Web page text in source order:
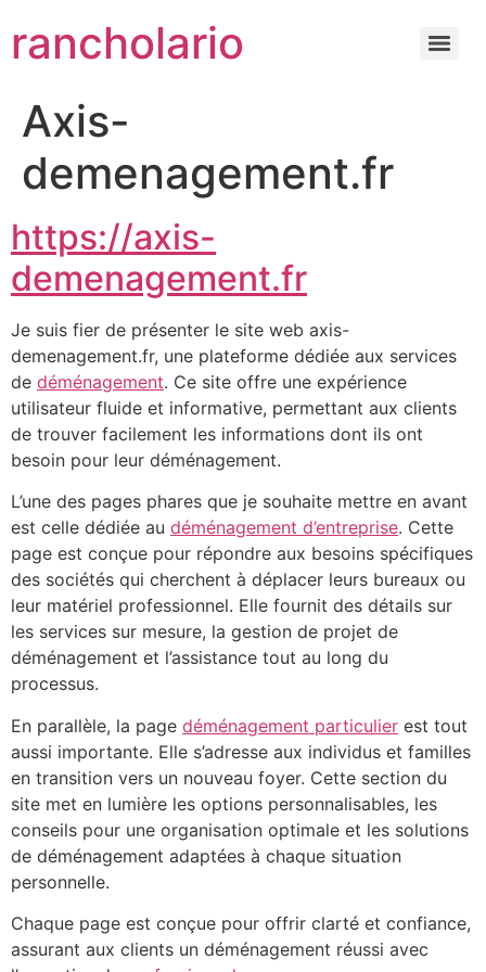
rancholario
Axis-
demenagement.fr
https://axis-
demenagement.fr
Je suis fier de présenter le site web axis-
demenagement.fr, une plateforme dédiée aux services
de déménagement. Ce site offre une expérience
utilisateur fluide et informative, permettant aux clients
de trouver facilement les informations dont ils ont
besoin pour leur déménagement.
L’une des pages phares que je souhaite mettre en avant
est celle dédiée au déménagement d’entreprise. Cette
page est conçue pour répondre aux besoins spécifiques
des sociétés qui cherchent à déplacer leurs bureaux ou
leur matériel professionnel. Elle fournit des détails sur
les services sur mesure, la gestion de projet de
déménagement et l’assistance tout au long du
processus.
En parallèle, la page déménagement particulier est tout
aussi importante. Elle s’adresse aux individus et familles
en transition vers un nouveau foyer. Cette section du
site met en lumière les options personnalisables, les
conseils pour une organisation optimale et les solutions
de déménagement adaptées à chaque situation
personnelle.
Chaque page est conçue pour offrir clarté et confiance,
assurant aux clients un déménagement réussi avec